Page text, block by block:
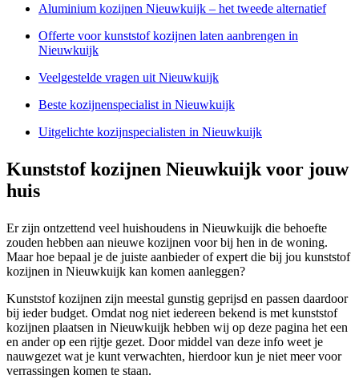
Aluminium kozijnen Nieuwkuijk – het tweede alternatief
Offerte voor kunststof kozijnen laten aanbrengen in
Nieuwkuijk
Veelgestelde vragen uit Nieuwkuijk
Beste kozijnenspecialist in Nieuwkuijk
Uitgelichte kozijnspecialisten in Nieuwkuijk
Kunststof kozijnen Nieuwkuijk voor jouw
huis
Er zijn ontzettend veel huishoudens in Nieuwkuijk die behoefte
zouden hebben aan nieuwe kozijnen voor bij hen in de woning.
Maar hoe bepaal je de juiste aanbieder of expert die bij jou kunststof
kozijnen in Nieuwkuijk kan komen aanleggen?
Kunststof kozijnen zijn meestal gunstig geprijsd en passen daardoor
bij ieder budget. Omdat nog niet iedereen bekend is met kunststof
kozijnen plaatsen in Nieuwkuijk hebben wij op deze pagina het een
en ander op een rijtje gezet. Door middel van deze info weet je
nauwgezet wat je kunt verwachten, hierdoor kun je niet meer voor
verrassingen komen te staan.